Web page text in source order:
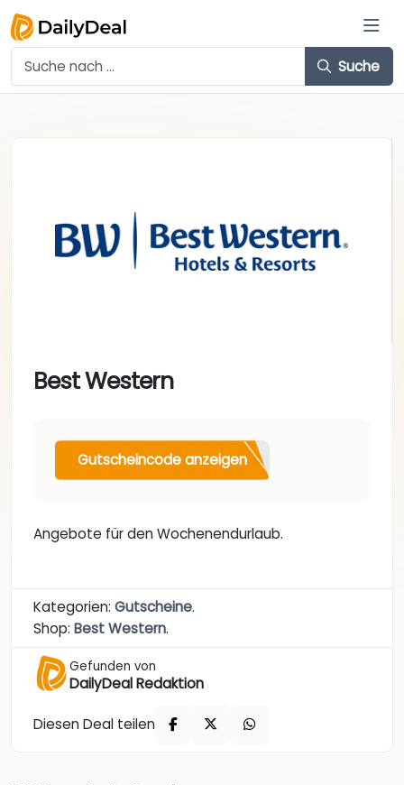
Suche
Best Western
Gutscheincode anzeigen
Angebote für den Wochenendurlaub.
Kategorien: Gutscheine.
Shop: Best Western.
Gefunden von
DailyDeal Redaktion
Diesen Deal teilen